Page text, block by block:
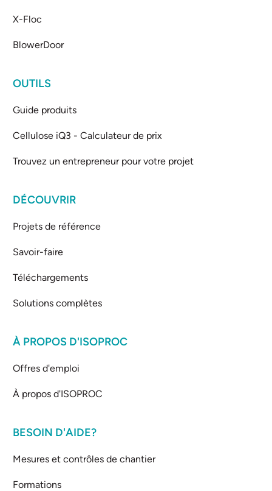
X-Floc
BlowerDoor
OUTILS
Guide produits
Cellulose iQ3 - Calculateur de prix
Trouvez un entrepreneur pour votre projet
DÉCOUVRIR
Projets de référence
Savoir-faire
Téléchargements
Solutions complètes
À PROPOS D'ISOPROC
Offres d'emploi
À propos d'ISOPROC
BESOIN D'AIDE?
Mesures et contrôles de chantier
Formations